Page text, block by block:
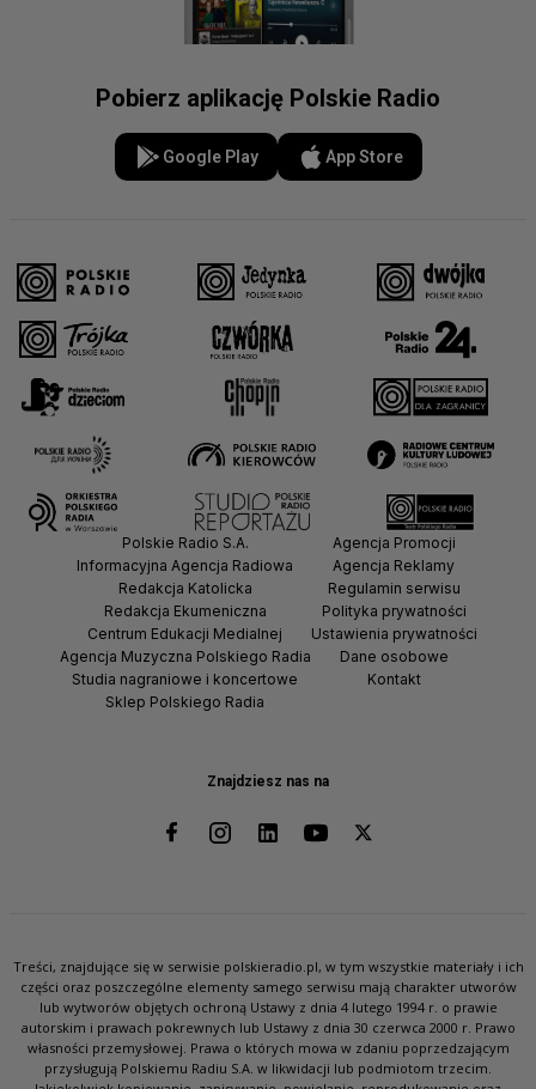
Pobierz aplikację Polskie Radio
Google Play App Store
Znajdziesz nas na
Polskie Radio S.A.
Informacyjna Agencja Radiowa
Redakcja Katolicka
Redakcja Ekumeniczna
Centrum Edukacji Medialnej
Agencja Muzyczna Polskiego Radia
Studia nagraniowe i koncertowe
Sklep Polskiego Radia
Agencja Promocji
Agencja Reklamy
Regulamin serwisu
Polityka prywatności
Ustawienia prywatności
Dane osobowe
Kontakt
Treści, znajdujące się w serwisie polskieradio.pl, w tym wszystkie materiały i ich
części oraz poszczególne elementy samego serwisu mają charakter utworów
lub wytworów objętych ochroną Ustawy z dnia 4 lutego 1994 r. o prawie
autorskim i prawach pokrewnych lub Ustawy z dnia 30 czerwca 2000 r. Prawo
własności przemysłowej. Prawa o których mowa w zdaniu poprzedzającym
przysługują Polskiemu Radiu S.A. w likwidacji lub podmiotom trzecim.